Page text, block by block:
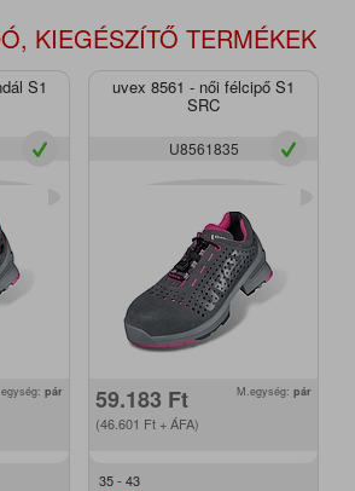
KIEGÉSZÍTŐ TERMÉKEK
S1
pár
uvex 8561 - női félcipő S1
SRC
U8561835
59.183 Ft
(46.601 Ft + ÁFA)
M.egység: pár
35 - 43